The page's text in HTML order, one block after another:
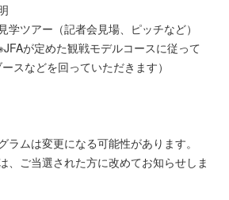
ツアー（記者会見場、ピッチなど）
が定めた観戦モデルコースに従って
スなどを回っていただきます）
ラムは変更になる可能性があります。
、ご当選された方に改めてお知らせしま